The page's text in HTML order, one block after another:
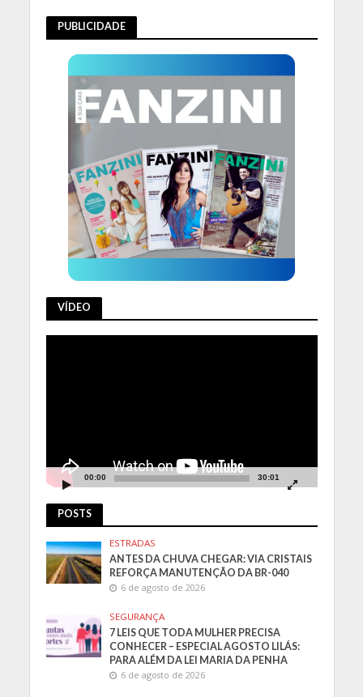
PUBLICIDADE
VÍDEO
00:00 30:01
POSTS
ESTRADAS
ANTES DA CHUVA CHEGAR: VIA CRISTAIS
REFORÇA MANUTENÇÃO DA BR-040
6 de agosto de 2026
SEGURANÇA
7 LEIS QUE TODA MULHER PRECISA
CONHECER – ESPECIAL AGOSTO LILÁS:
PARA ALÉM DA LEI MARIA DA PENHA
6 de agosto de 2026